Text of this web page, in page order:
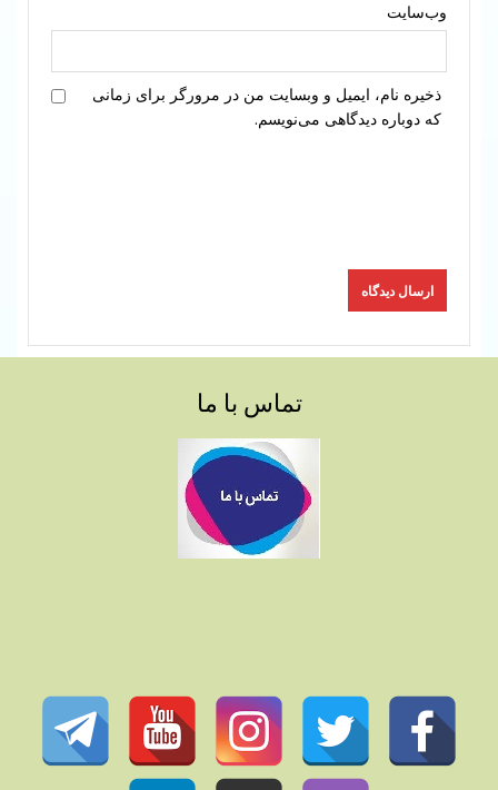
وب‌سایت
ذخیره نام، ایمیل و وبسایت من در مرورگر برای زمانی
که دوباره دیدگاهی می‌نویسم.
تماس با ما